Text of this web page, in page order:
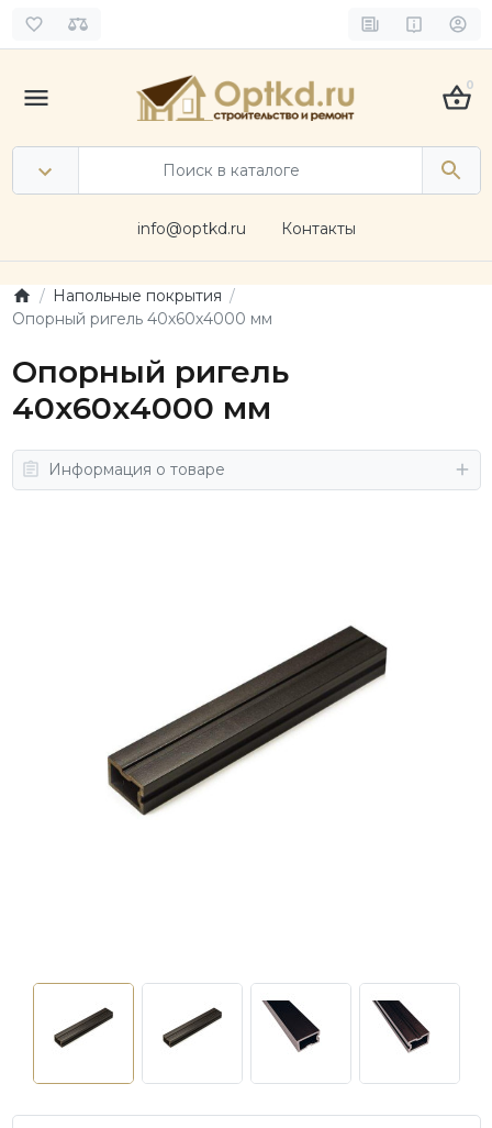
0
info@optkd.ru Контакты
Напольные покрытия
Опорный ригель 40х60х4000 мм
Опорный ригель
40х60х4000 мм
Информация о товаре